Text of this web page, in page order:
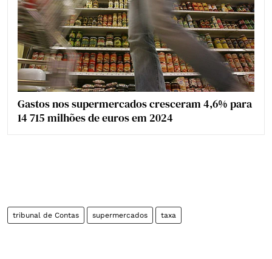
Gastos nos supermercados cresceram 4,6% para
14 715 milhões de euros em 2024
tribunal de Contas supermercados taxa